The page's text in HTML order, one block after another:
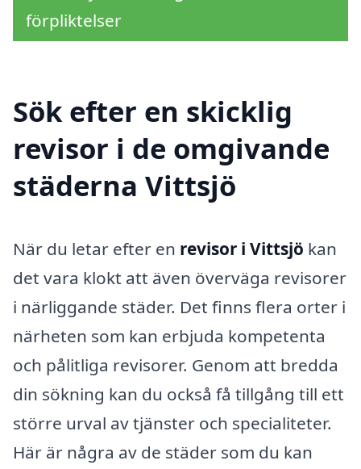
förpliktelser
Sök efter en skicklig
revisor i de omgivande
städerna Vittsjö
När du letar efter en revisor i Vittsjö kan
det vara klokt att även överväga revisorer
i närliggande städer. Det finns flera orter i
närheten som kan erbjuda kompetenta
och pålitliga revisorer. Genom att bredda
din sökning kan du också få tillgång till ett
större urval av tjänster och specialiteter.
Här är några av de städer som du kan